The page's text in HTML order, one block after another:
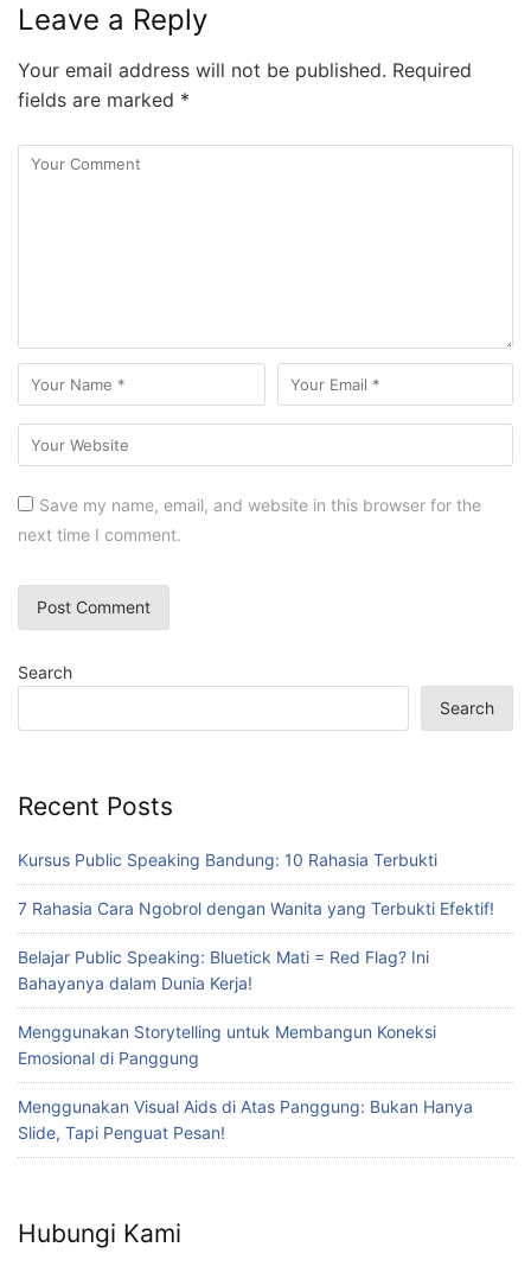
Leave a Reply
Your email address will not be published. Required
fields are marked *
Save my name, email, and website in this browser for the
next time I comment.
Search
Search
Recent Posts
Kursus Public Speaking Bandung: 10 Rahasia Terbukti
7 Rahasia Cara Ngobrol dengan Wanita yang Terbukti Efektif!
Belajar Public Speaking: Bluetick Mati = Red Flag? Ini
Bahayanya dalam Dunia Kerja!
Menggunakan Storytelling untuk Membangun Koneksi
Emosional di Panggung
Menggunakan Visual Aids di Atas Panggung: Bukan Hanya
Slide, Tapi Penguat Pesan!
Hubungi Kami